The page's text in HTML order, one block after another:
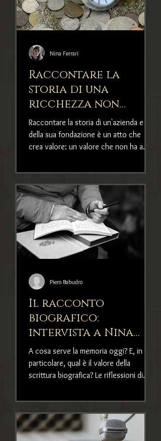
Raccontare la
storia di una
ricchezza non
riguarda solo i
soldi
Raccontare la storia di un'azienda e
della sua fondazione è un atto che
crea valore: un valore che non ha a
Nina Ferrari
Il racconto
biografico:
intervista a Nina
Ferrari
A cosa serve la memoria oggi? E, in
particolare, qual è il valore della
scrittura biografica? Le riflessioni di
Piero Babudro